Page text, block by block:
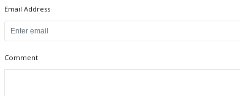
Email Address
Comment